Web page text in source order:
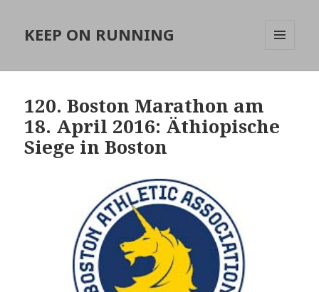
KEEP ON RUNNING
120. Boston Marathon am
18. April 2016: Äthiopische
Siege in Boston